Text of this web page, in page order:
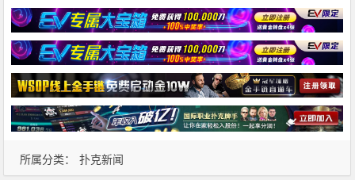
所属分类： 扑克新闻